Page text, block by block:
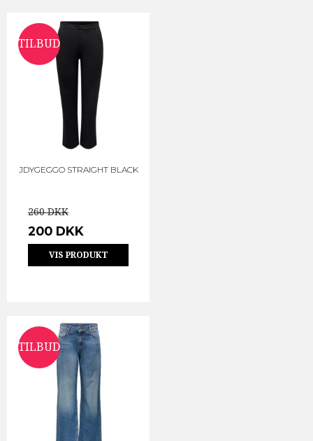
TILBUD
JDYGEGGO STRAIGHT BLACK
260 DKK
200 DKK
VIS PRODUKT
TILBUD